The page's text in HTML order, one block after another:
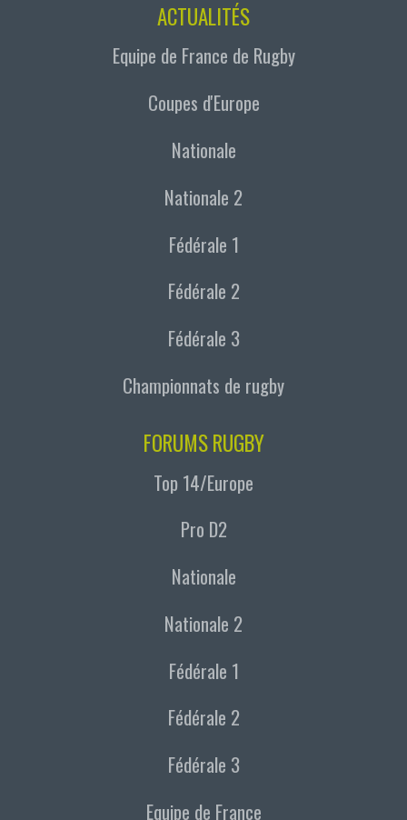
ACTUALITÉS
Equipe de France de Rugby
Coupes d'Europe
Nationale
Nationale 2
Fédérale 1
Fédérale 2
Fédérale 3
Championnats de rugby
FORUMS RUGBY
Top 14/Europe
Pro D2
Nationale
Nationale 2
Fédérale 1
Fédérale 2
Fédérale 3
Equipe de France